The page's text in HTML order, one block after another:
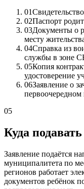
01
02Паспорт
03Документы о
месту
04Справка из
службы в зоне
05Копия
удостоверение
06Заявление о
первоочередном
05
Куда
Заявление подаётся
муниципалитета по
регионов работает
документов ребёнок